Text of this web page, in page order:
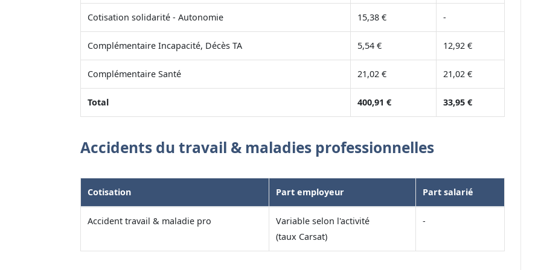
Cotisation solidarité - Autonomie 15,38 € -
Complémentaire Incapacité, Décès TA 5,54 € 12,92 €
Complémentaire Santé 21,02 € 21,02 €
Total 400,91 € 33,95 €
Accidents du travail & maladies professionnelles
Cotisation Part employeur Part salarié
Accident travail & maladie pro
Variable selon l'activité
(taux Carsat)
-